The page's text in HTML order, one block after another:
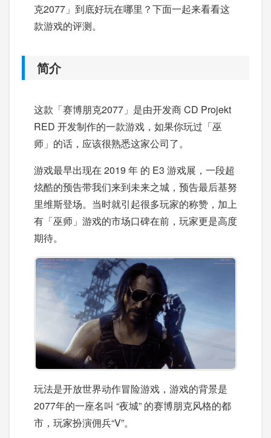
克2077」到底好玩在哪里？下面一起来看看这
款游戏的评测。
简介
这款「赛博朋克2077」是由开发商 CD Projekt
RED 开发制作的一款游戏，如果你玩过「巫
师」的话，应该很熟悉这家公司了。
游戏最早出现在 2019 年 的 E3 游戏展，一段超
炫酷的预告带我们来到未来之城，预告最后基努
里维斯登场。当时就引起很多玩家的称赞，加上
有「巫师」游戏的市场口碑在前，玩家更是高度
期待。
玩法是开放世界动作冒险游戏，游戏的背景是
2077年的一座名叫 “夜城” 的赛博朋克风格的都
市，玩家扮演佣兵“V”。